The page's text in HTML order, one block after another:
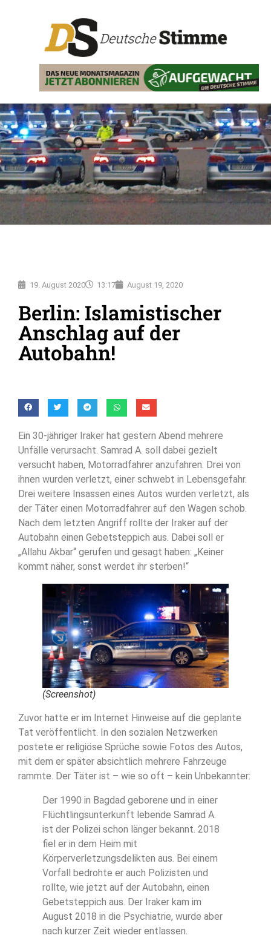
19. August 2020 13:17 August 19, 2020
Berlin: Islamistischer
Anschlag auf der
Autobahn!
Ein 30-jähriger Iraker hat gestern Abend mehrere
Unfälle verursacht. Samrad A. soll dabei gezielt
versucht haben, Motorradfahrer anzufahren. Drei von
ihnen wurden verletzt, einer schwebt in Lebensgefahr.
Drei weitere Insassen eines Autos wurden verletzt, als
der Täter einen Motorradfahrer auf den Wagen schob.
Nach dem letzten Angriff rollte der Iraker auf der
Autobahn einen Gebetsteppich aus. Dabei soll er
„Allahu Akbar“ gerufen und gesagt haben: „Keiner
kommt näher, sonst werdet ihr sterben!“
(Screenshot)
Zuvor hatte er im Internet Hinweise auf die geplante
Tat veröffentlicht. In den sozialen Netzwerken
postete er religiöse Sprüche sowie Fotos des Autos,
mit dem er später absichtlich mehrere Fahrzeuge
rammte. Der Täter ist – wie so oft – kein Unbekannter:
Der 1990 in Bagdad geborene und in einer
Flüchtlingsunterkunft lebende Samrad A.
ist der Polizei schon länger bekannt. 2018
fiel er in dem Heim mit
Körperverletzungsdelikten aus. Bei einem
Vorfall bedrohte er auch Polizisten und
rollte, wie jetzt auf der Autobahn, einen
Gebetsteppich aus. Der Iraker kam im
August 2018 in die Psychiatrie, wurde aber
nach kurzer Zeit wieder entlassen.